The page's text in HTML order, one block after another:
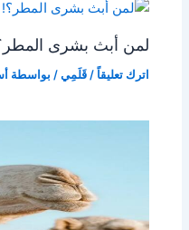
لمن أبث بشرى
اترك تعليقاً /قَلَمِي / بواسطة